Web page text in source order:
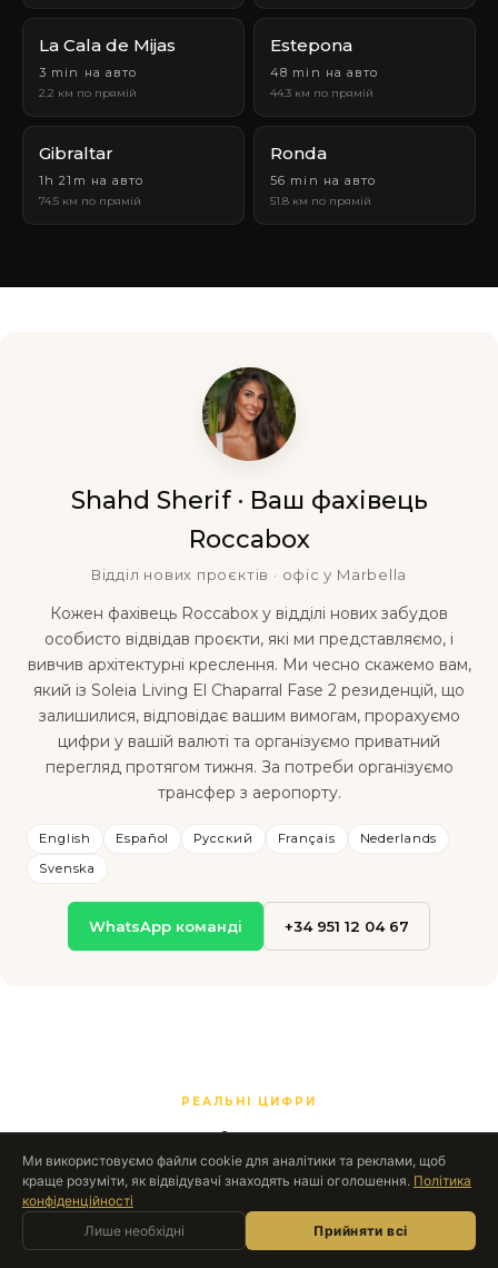
La Cala de Mijas
3 min на авто
2.2 км по прямій
Estepona
48 min на авто
44.3 км по прямій
Gibraltar
1h 21m на авто
74.5 км по прямій
Ronda
56 min на авто
51.8 км по прямій
Shahd Sherif · Ваш фахівець
Roccabox
Відділ нових проєктів · офіс у Marbella
Кожен фахівець Roccabox у відділі нових забудов
особисто відвідав проєкти, які ми представляємо, і
вивчив архітектурні креслення. Ми чесно скажемо вам,
який із Soleia Living El Chaparral Fase 2 резиденцій, що
залишилися, відповідає вашим вимогам, прорахуємо
цифри у вашій валюті та організуємо приватний
перегляд протягом тижня. За потреби організуємо
трансфер з аеропорту.
English Español Русский Français
Nederlands
Svenska
WhatsApp команді +34 951 12 04 67
РЕАЛЬНІ ЦИФРИ
Зрозумійте повну
картину
Купівля в Іспанії передбачає податки та збори,
які часто застають зненацька міжнародних
Запитати Roccabox
AI-АСИСТЕНТ · ОНЛАЙН
Ми використовуємо файли cookie для аналітики та реклами, щоб
краще розуміти, як відвідувачі знаходять наші оголошення. Політика
конфіденційності
Лише необхідні
Прийняти всі